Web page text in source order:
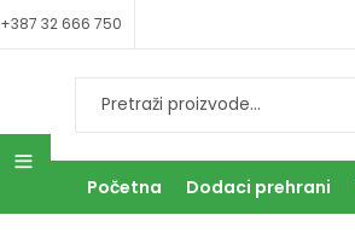
+387 32 666 750
Početna Dodaci prehrani